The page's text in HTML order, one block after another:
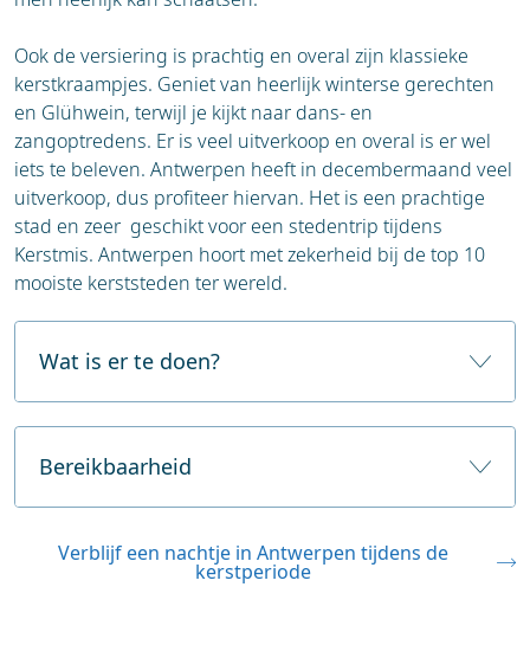
Ook de versiering is prachtig en overal zijn klassieke
kerstkraampjes. Geniet van heerlijk winterse gerechten
en Glühwein, terwijl je kijkt naar dans- en
zangoptredens. Er is veel uitverkoop en overal is er wel
iets te beleven. Antwerpen heeft in decembermaand veel
uitverkoop, dus profiteer hiervan. Het is een prachtige
stad en zeer geschikt voor een stedentrip tijdens
Kerstmis. Antwerpen hoort met zekerheid bij de top 10
mooiste kerststeden ter wereld.
Wat is er te doen?
Antwerpen, de bruisende modestad van België,
transformeert in de winter in een sfeervol decor. De
gecombineerd met shoppen en cultuur. In de
wintermaanden, en vooral tijdens de feestdagen, is
Bereikbaarheid
de Nederlandse en Duitse grens, wat het een ideale
Verblijf een nachtje in Antwerpen tijdens de
kerstperiode